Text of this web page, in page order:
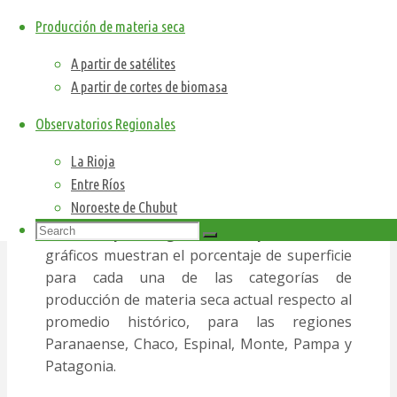
Producción de materia seca
A partir de satélites
A partir de cortes de biomasa
Observatorios Regionales
La Rioja
Entre Ríos
Noroeste de Chubut
Search
Search
for:
Search
los recursos se estimó directamente la
algunos casos se utilizó un estimador de la
producción de materia seca, la radiación
regiones, la bandas de color indican valores
promedio, estimados tal como se indica para
los mapas nacionales. En la tabla 1 se indican
las hectáreas relevadas en cada caso.
Análisis por región de superficie.
gráficos muestran el porcentaje de superficie
para cada una de las categorías de
producción de materia seca actual respecto al
promedio histórico, para las regiones
Paranaense, Chaco, Espinal, Monte, Pampa y
Patagonia.